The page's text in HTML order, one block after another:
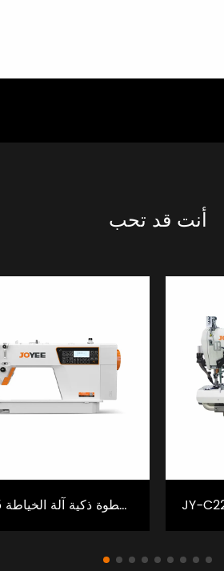
أنت قد تحب
JY-A5 سوبر عالية السرعة خطوة ذكية آلة الخياطة